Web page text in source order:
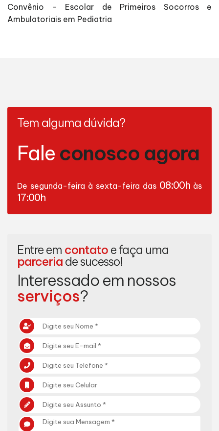
Convênio - Escolar de Primeiros Socorros e
Ambulatoriais em Pediatria
Tem alguma dúvida?
Fale conosco agora
De segunda-feira à sexta-feira das 08:00h às
17:00h
Entre em contato e faça uma
parceria de sucesso!
Interessado em nossos
serviços?